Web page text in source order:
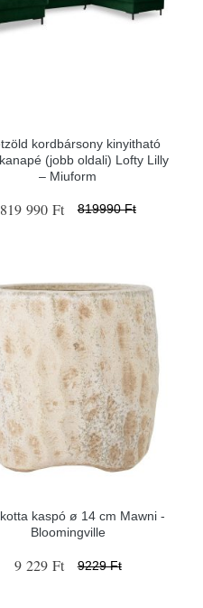
kordbársony kinyitható
(jobb oldali) Lofty Lilly
– Miuform
819 990 Ft 819990 Ft
kaspó ø 14 cm Mawni -
Bloomingville
9 229 Ft 9229 Ft